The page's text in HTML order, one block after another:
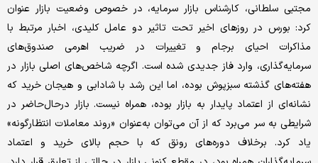
مجتبی سلطانی، کارشناس بازار سرمایه، در خصوص وضعیت بازار عنوان
کرد: بورس در روزهای اخیر تحت تاثیر دو عامل کلیدی، اخبار مرتبط با
مذاکرات احیای برجام و تغییرات در ضریب اهرمی صندوق‌های
سرمایه‌گذاری، وارد فاز جدیدی شده است. اگرچه شاخص‌های اصلی بازار در
هفته‌های گذشته سبزپوش بوده، اما این رشد با شادابی و هیجان خرید که
نشانه‌ای از اعتماد پایدار به بازار بوده، همراه نیست. بازار در‌حال‌حاضر در
شرایطی به سر می‌برد که از آن می‌توان به‌عنوان «روند معاملات انتظارگونه»
یاد کرد. برخلاف دوره‌های رونق که با حجم بالای خرید و اعتماد